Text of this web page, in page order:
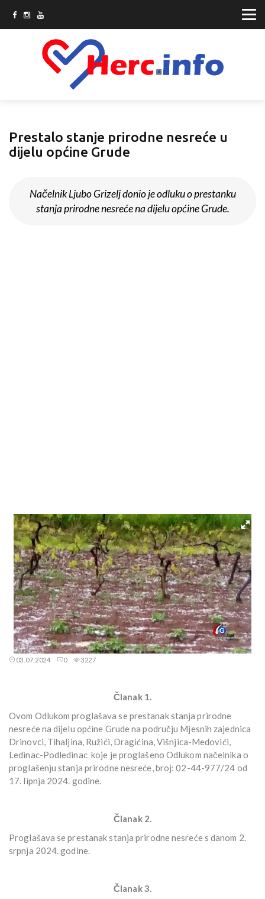
Prestalo stanje prirodne nesreće u
dijelu općine Grude
Načelnik Ljubo Grizelj donio je odluku o prestanku
stanja prirodne nesreće na dijelu općine Grude.
03.07.2024 0 3227
Članak 1.
Ovom Odlukom proglašava se prestanak stanja prirodne
nesreće na dijelu općine Grude na području Mjesnih zajednica
Drinovci, Tihaljina, Ružići, Dragićina, Višnjica-Medovići,
Ledinac-Podledinac koje je proglašeno Odlukom načelnika o
proglašenju stanja prirodne nesreće, broj: 02-44-977/24 od
17. lipnja 2024. godine.
Članak 2.
Proglašava se prestanak stanja prirodne nesreće s danom 2.
srpnja 2024. godine.
Članak 3.